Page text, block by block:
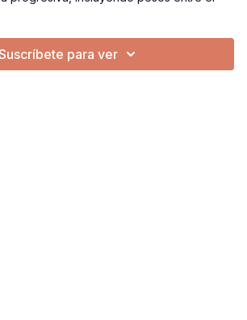
máxima (1RM), con foco en el
para ver